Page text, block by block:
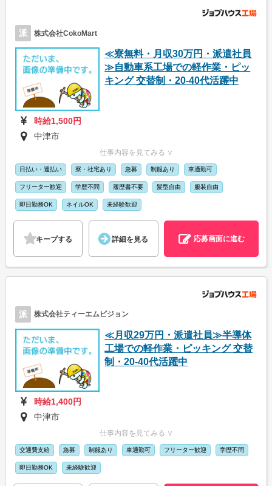
派 株式会社CokoMart
≪寮無料・月収30万円・派遣社員
≫自動車系工場での軽作業・ピッ
キング 交替制・20-40代活躍中
時給1,500円
中津市
仕事内容を見てみる ∨
日払い・週払い 寮・社宅あり 急募 制服あり 車通勤可
フリーター歓迎 学歴不問 履歴書不要 髪型自由 服装自由
即日勤務OK ネイルOK 未経験歓迎
キープする 詳細を見る 応募画面に進む
派 株式会社ティーエムビジョン
≪月収29万円・派遣社員≫半導体
工場での軽作業・ピッキング 交替
制・20-40代活躍中
時給1,400円
中津市
仕事内容を見てみる ∨
交通費支給 急募 制服あり 車通勤可 フリーター歓迎 学歴不問
即日勤務OK 未経験歓迎